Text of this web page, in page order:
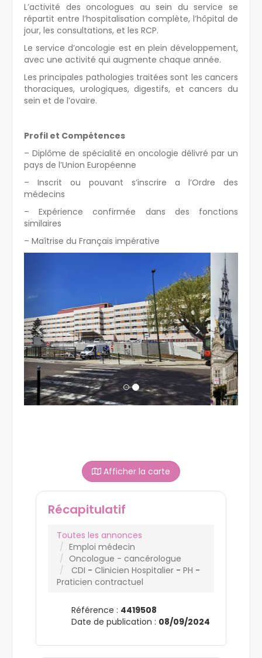
L’activité des oncologues au sein du service se
répartit entre l’hospitalisation complète, l’hôpital de
jour, les consultations, et les RCP.
Le service d’oncologie est en plein développement,
avec une activité qui augmente chaque année.
Les principales pathologies traitées sont les cancers
thoraciques, urologiques, digestifs, et cancers du
sein et de l’ovaire.
Profil et Compétences
– Diplôme de spécialité en oncologie délivré par un
pays de l’Union Européenne
– Inscrit ou pouvant s’inscrire a l’Ordre des
médecins
– Expérience confirmée dans des fonctions
similaires
– Maîtrise du Français impérative
Next
Récapitulatif
Toutes les annonces
Oncologue - cancérologue
CDI - Clinicien Hospitalier -PH -
Praticien contractuel